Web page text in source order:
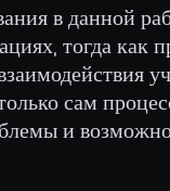
в данной
тогда как
сам
и